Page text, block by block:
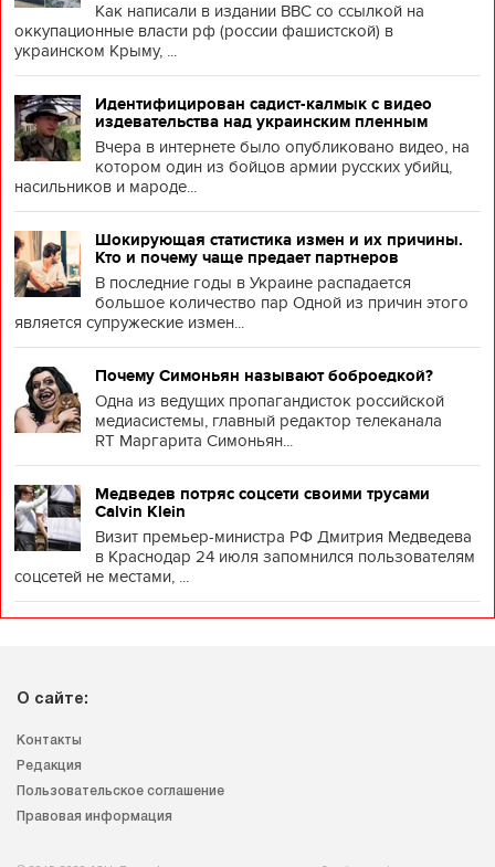
Как написали в издании BBC со ссылкой на
оккупационные власти рф (россии фашистской) в
украинском Крыму, ...
Идентифицирован садист-калмык с видео
издевательства над украинским пленным
Вчера в интернете было опубликовано видео, на
котором один из бойцов армии русских убийц,
насильников и мароде...
Шокирующая статистика измен и их причины.
Кто и почему чаще предает партнеров
В последние годы в Украине распадается
большое количество пар Одной из причин этого
является супружеские измен...
Почему Симоньян называют боброедкой?
Одна из ведущих пропагандисток российской
медиасистемы, главный редактор телеканала
RT Маргарита Симоньян...
Медведев потряс соцсети своими трусами
Calvin Klein
Визит премьер-министра РФ Дмитрия Медведева
в Краснодар 24 июля запомнился пользователям
соцсетей не местами, ...
О сайте:
Контакты
Редакция
Пользовательское соглашение
Правовая информация